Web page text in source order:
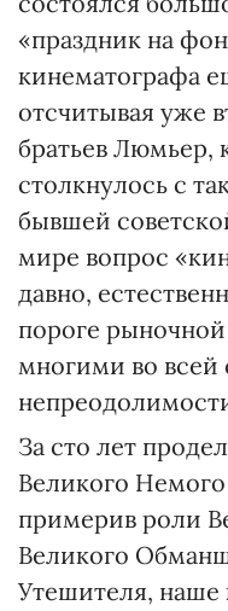
«праздник на
кинематографа
отсчитывая уже
братьев Люмьер,
столкнулось с
бывшей
мире вопрос
давно,
пороге
многими во всей
За сто лет
Великого
примерив роли
Великого
Утешителя, наше